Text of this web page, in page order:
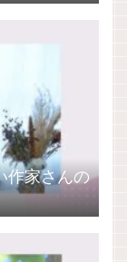
作家さんの